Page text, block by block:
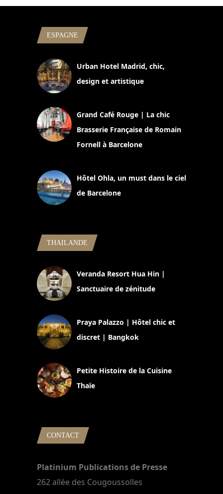
ESPAGNE
Urban Hotel Madrid, chic,
design et artistique
Grand Café Rouge | La chic
Brasserie Française de Romain
Fornell à Barcelone
Hôtel Ohla, un must dans le ciel
de Barcelone
THAILANDE
Veranda Resort Hua Hin |
Sanctuaire de zénitude
Praya Palazzo | Hôtel chic et
discret | Bangkok
Petite Histoire de la Cuisine
Thaïe
CONTACT
Platinium Publications de Presse
262 allée des Cougoussolles